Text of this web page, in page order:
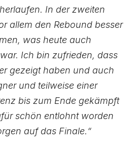
In der zweiten
allem den Rebound besser
was heute auch
Ich bin zufrieden, dass
gezeigt haben und auch
und teilweise einer
bis zum Ende gekämpft
schön entlohnt worden
auf das Finale.“